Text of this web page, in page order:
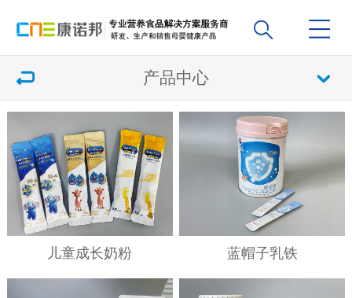
产品中心
儿童成长奶粉 蓝帽子乳铁